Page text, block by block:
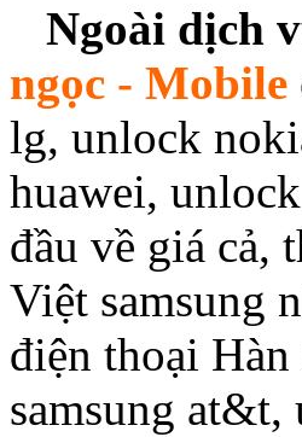
Ngoài dịch
ngọc - Mobile
lg, unlock
huawei,
đầu về giá cả,
Việt samsung
điện thoại
samsung